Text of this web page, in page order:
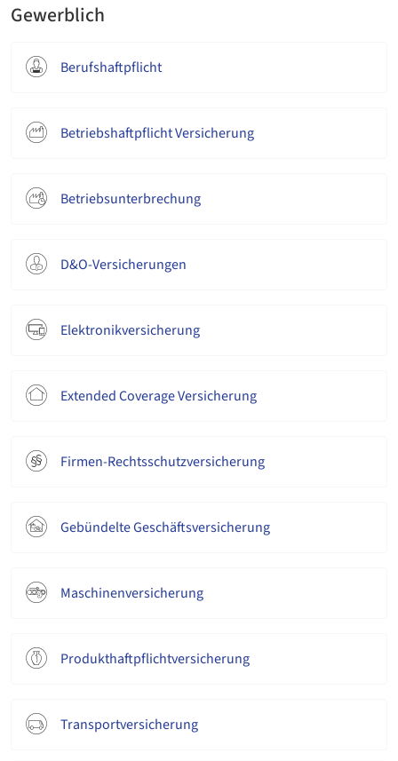
Gewerblich
Berufshaftpflicht
Betriebshaftpflicht Versicherung
Betriebsunterbrechung
D&O-Versicherungen
Elektronikversicherung
Extended Coverage Versicherung
Firmen-Rechtsschutzversicherung
Gebündelte Geschäftsversicherung
Maschinenversicherung
Produkthaftpflichtversicherung
Transportversicherung